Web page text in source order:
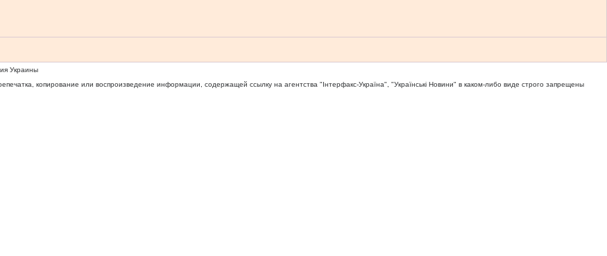
Украины
копирование или воспроизведение информации, содержащей ссылку на агентства "Iнтерфакс-Україна", "Українськi Новини" в каком-либо виде строго запрещены